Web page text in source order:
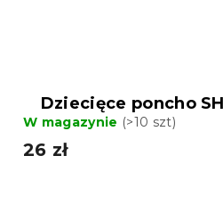
Dziecięce poncho
W magazynie (>10 szt)
26 zł